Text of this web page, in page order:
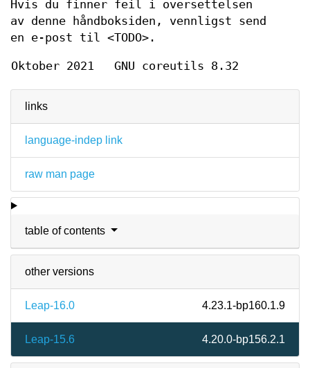
links
language-indep link
raw man page
table of contents
other versions
Leap-16.0 4.23.1-bp160.1.9
Leap-15.6 4.20.0-bp156.2.1
Hvis du finner feil i oversettelsen
av denne håndboksiden, vennligst send
en e-post til <TODO>.
Oktober 2021 GNU coreutils 8.32